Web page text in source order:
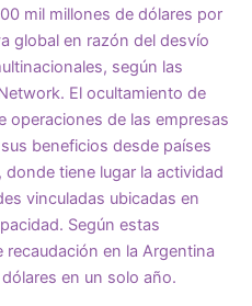
mil millones de dólares por
global en razón del desvío
según las
. El ocultamiento de
operaciones de las empresas
beneficios desde países
tiene lugar la actividad
vinculadas ubicadas en
Según estas
en la Argentina
en un solo año.